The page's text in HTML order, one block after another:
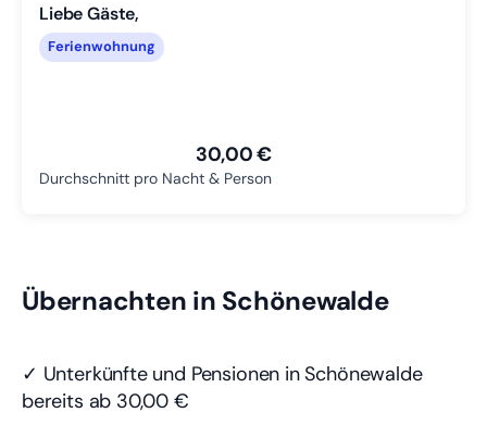
Liebe Gäste,
Ferienwohnung
30,00 €
Durchschnitt pro Nacht & Person
Übernachten in Schönewalde
✓ Unterkünfte und Pensionen in Schönewalde
bereits ab 30,00 €